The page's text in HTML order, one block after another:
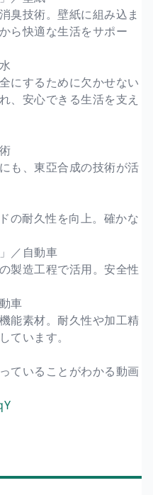
技術。壁紙に組み込ま
ら快適な生活をサポー
するために欠かせない
、安心できる生活を支え
も、東亞合成の技術が活
耐久性を向上。確かな
／自動車
造工程で活用。安全性
車
素材。耐久性や加工精
ています。
ていることがわかる動画